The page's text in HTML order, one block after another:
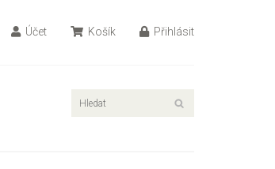
Účet Košík Přihlásit